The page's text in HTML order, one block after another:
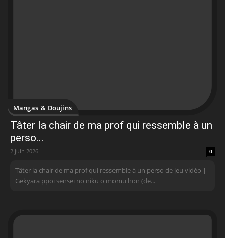
Mangas & Doujins
Tâter la chair de ma prof qui ressemble à un
perso...
2 juin 2026 0
Tâter la chair de ma prof qui ressemble à un perso de jeu vidéo |
Gēkyara ppoi sensei no niku o momu hon (de...